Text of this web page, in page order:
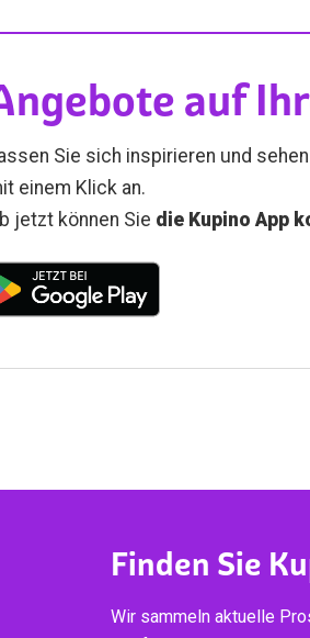
auf
Sie sich inspirieren und
einem Klick an.
jetzt können Sie die Kupino App
Finden Sie
Wir sammeln aktuelle